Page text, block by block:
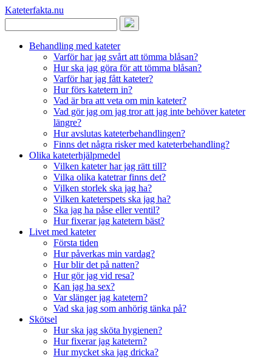
Kateterfakta.nu
Behandling med kateter
Varför har jag svårt att tömma blåsan?
Hur ska jag göra för att tömma blåsan?
Varför har jag fått kateter?
Hur förs katetern in?
Vad är bra att veta om min kateter?
Vad gör jag om jag tror att jag inte behöver kateter
längre?
Hur avslutas kateterbehandlingen?
Finns det några risker med kateterbehandling?
Olika kateterhjälpmedel
Vilken kateter har jag rätt till?
Vilka olika katetrar finns det?
Vilken storlek ska jag ha?
Vilken kateterspets ska jag ha?
Ska jag ha påse eller ventil?
Hur fixerar jag katetern bäst?
Livet med kateter
Första tiden
Hur påverkas min vardag?
Hur blir det på natten?
Hur gör jag vid resa?
Kan jag ha sex?
Var slänger jag katetern?
Vad ska jag som anhörig tänka på?
Skötsel
Hur ska jag sköta hygienen?
Hur fixerar jag katetern?
Hur mycket ska jag dricka?